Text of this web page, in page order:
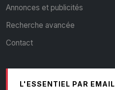
Annonces et publicités
Recherche avancée
Contact
L'ESSENTIEL PAR EMAIL